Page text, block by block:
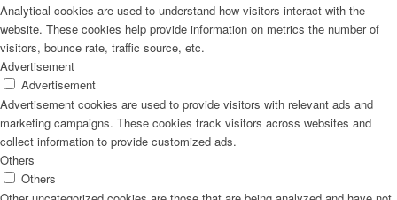
Analytical cookies are used to understand how visitors interact with the
website. These cookies help provide information on metrics the number of
visitors, bounce rate, traffic source, etc.
Advertisement
Advertisement
Advertisement cookies are used to provide visitors with relevant ads and
marketing campaigns. These cookies track visitors across websites and
collect information to provide customized ads.
Others
Others